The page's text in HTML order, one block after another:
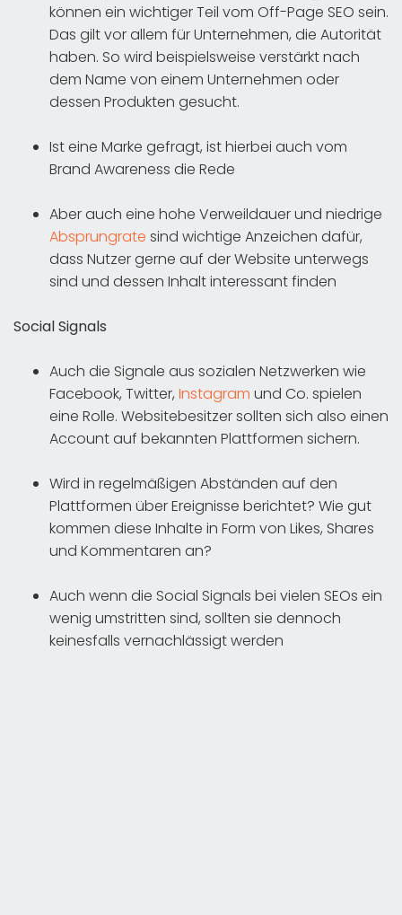
können ein wichtiger Teil vom Off-Page SEO sein.
Das gilt vor allem für Unternehmen, die Autorität
haben. So wird beispielsweise verstärkt nach
dem Name von einem Unternehmen oder
dessen Produkten gesucht.
Ist eine Marke gefragt, ist hierbei auch vom
Brand Awareness die Rede
Aber auch eine hohe Verweildauer und niedrige
Absprungrate sind wichtige Anzeichen dafür,
dass Nutzer gerne auf der Website unterwegs
sind und dessen Inhalt interessant finden
Social Signals
Auch die Signale aus sozialen Netzwerken wie
Facebook, Twitter, Instagram und Co. spielen
eine Rolle. Websitebesitzer sollten sich also einen
Account auf bekannten Plattformen sichern.
Wird in regelmäßigen Abständen auf den
Plattformen über Ereignisse berichtet? Wie gut
kommen diese Inhalte in Form von Likes, Shares
und Kommentaren an?
Auch wenn die Social Signals bei vielen SEOs ein
wenig umstritten sind, sollten sie dennoch
keinesfalls vernachlässigt werden